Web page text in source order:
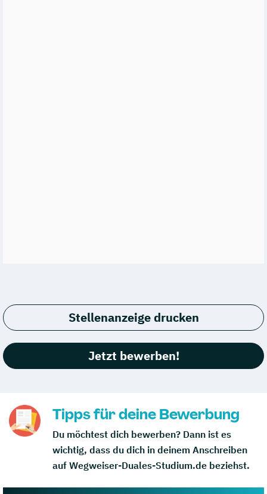
Stellenanzeige drucken
Jetzt bewerben!
Tipps für deine Bewerbung
Du möchtest dich bewerben? Dann ist es
wichtig, dass du dich in deinem Anschreiben
auf Wegweiser-Duales-Studium.de beziehst.